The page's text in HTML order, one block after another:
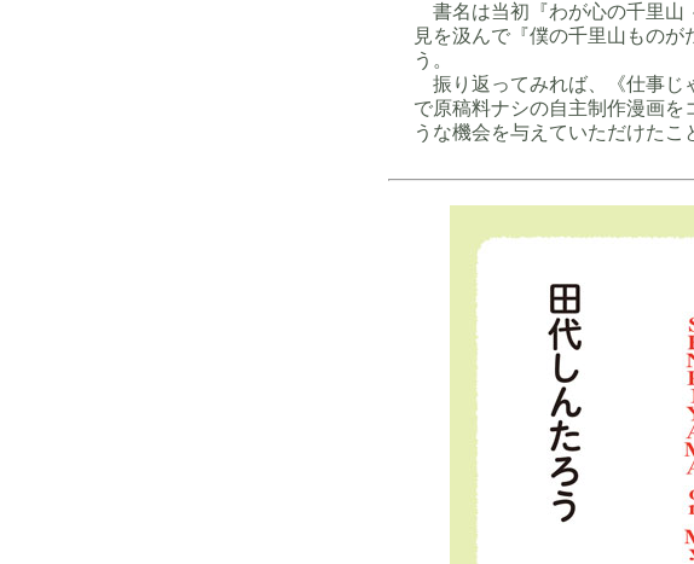
書名は当初『わが心の千里山
見を汲んで『僕の千里山もの
う。
振り返ってみれば、《仕事じ
で原稿料ナシの自主制作漫画を
うな機会を与えていただけたこ